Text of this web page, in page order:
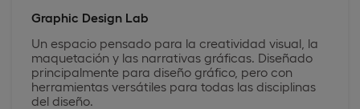
Graphic Design Lab
Un espacio pensado para la creatividad visual, la
maquetación y las narrativas gráficas. Diseñado
principalmente para diseño gráfico, pero con
herramientas versátiles para todas las disciplinas
del diseño.